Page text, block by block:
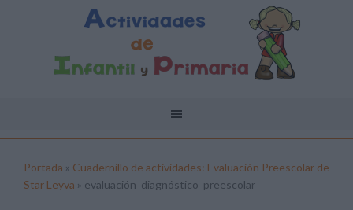
Portada » Cuadernillo de actividades: Evaluación Preescolar de
Star Leyva » evaluación_diagnóstico_preescolar